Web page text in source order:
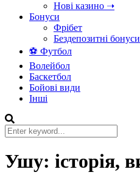
Нові казино ➝
Бонуси
Фрібет
Бездепозитні бонуси
⚽ Футбол
Волейбол
Баскетбол
Бойові види
Інші
Ушу: історія,